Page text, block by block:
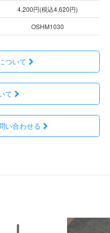
4,200円(税込4,620円)
OSHM1030
ついて
て
い合わせる